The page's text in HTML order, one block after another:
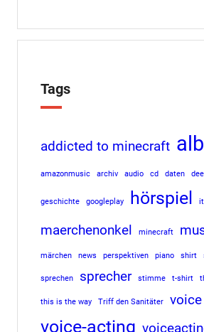
Tags
addicted to minecraft
amazonmusic archiv audio cd daten
geschichte googleplay hörspiel
maerchenonkel minecraft
märchen news perspektiven piano shirt
sprechen sprecher stimme t-shirt
this is the way Triff den Sanitäter voice
voice-acting